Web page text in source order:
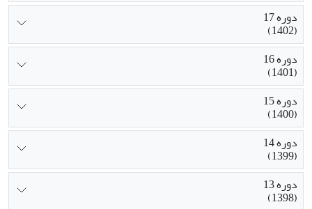
دوره 17
(1402)
دوره 16
(1401)
دوره 15
(1400)
دوره 14
(1399)
دوره 13
(1398)